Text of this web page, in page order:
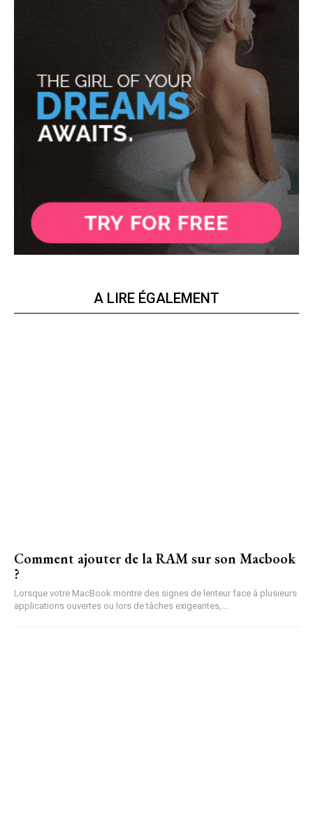
A LIRE ÉGALEMENT
Comment ajouter de la RAM sur son Macbook
?
Lorsque votre MacBook montre des signes de lenteur face à plusieurs
applications ouvertes ou lors de tâches exigeantes,...